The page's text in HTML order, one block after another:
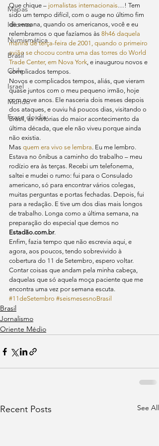
Mapas
Idiomas
Numismática
Brasil
Chile
Israel
Mundo
Frase do dia
Que chique – jornalistas internacionais…! Tem
sido um tempo difícil, com o auge no último fim
de semana, quando os americanos, você e eu
relembramos o que fazíamos às 8h46 daquela
manhã de terça-feira de 2001, quando o primeiro
avião se chocou contra uma das torres do World
Trade Center, em Nova York, e inaugurou novos e
complicados tempos.
Novos e complicados tempos, aliás, que vieram
quase juntos com o meu pequeno irmão, hoje
com nove anos. Ele nasceria dois meses depois
dos ataques, e ouviu há poucos dias, visitando o
Brasil, as histórias do maior acontecimento da
última década, que ele não viveu porque ainda
não existia.
Mas quem era vivo se lembra. Eu me lembro.
Estava no ônibus a caminho do trabalho – meu
rodízio era às terças. Recebi um telefonema,
saltei e mudei o rumo: fui para o Consulado
americano, só para encontrar vários colegas,
muitas perguntas e portas fechadas. Depois, fui
para a redação. E tive um dos dias mais longos
de trabalho. Longa como a última semana, na
preparação do especial que demos no
Estadão.com.br.
Enfim, fazia tempo que não escrevia aqui, e
agora, aos poucos, tendo sobrevivido à
cobertura do 11 de Setembro, espero voltar.
Contar coisas que andam pela minha cabeça,
daquelas que só aquela moça paciente que me
encontra uma vez por semana escuta.
#11deSetembro #seismesesnoBrasil
Brasil
Jornalismo
Oriente Médio
Recent Posts See All